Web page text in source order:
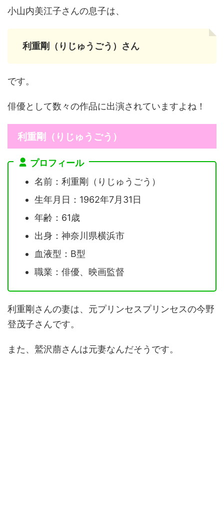
小山内美江子さんの息子は、
利重剛（りじゅうごう）さん
です。
俳優として数々の作品に出演されていますよね！
利重剛（りじゅうごう）
プロフィール
名前：利重剛（りじゅうごう）
生年月日：1962年7月31日
年齢：61歳
出身：神奈川県横浜市
血液型：B型
職業：俳優、映画監督
利重剛さんの妻は、元プリンセスプリンセスの今野
登茂子さんです。
また、鷲沢萠さんは元妻なんだそうです。